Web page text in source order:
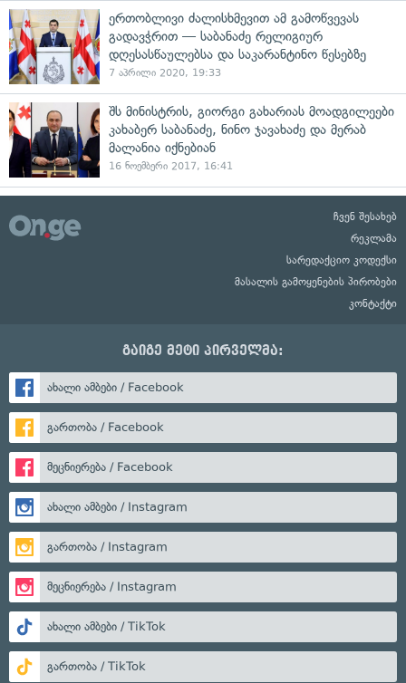
ერთობლივი ძალისხმევით ამ გამოწვევას
გადავჭრით — საბანაძე რელიგიურ
დღესასწაულებსა და საკარანტინო წესებზე
7 აპრილი 2020, 19:33
შს მინისტრის, გიორგი გახარიას მოადგილეები
კახაბერ საბანაძე, ნინო ჯავახაძე და მერაბ
მალანია იქნებიან
16 ნოემბერი 2017, 16:41
ჩვენ შესახებ
რეკლამა
სარედაქციო კოდექსი
მასალის გამოყენების პირობები
კონტაქტი
გაიგე მეტი პირველმა:
ახალი ამბები / Facebook
გართობა / Facebook
მეცნიერება / Facebook
ახალი ამბები / Instagram
გართობა / Instagram
მეცნიერება / Instagram
ახალი ამბები / TikTok
გართობა / TikTok